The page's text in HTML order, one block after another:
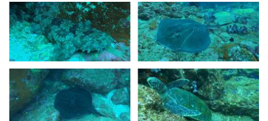
ダ
イ
ビ
子
元
3DV
ダ
イ